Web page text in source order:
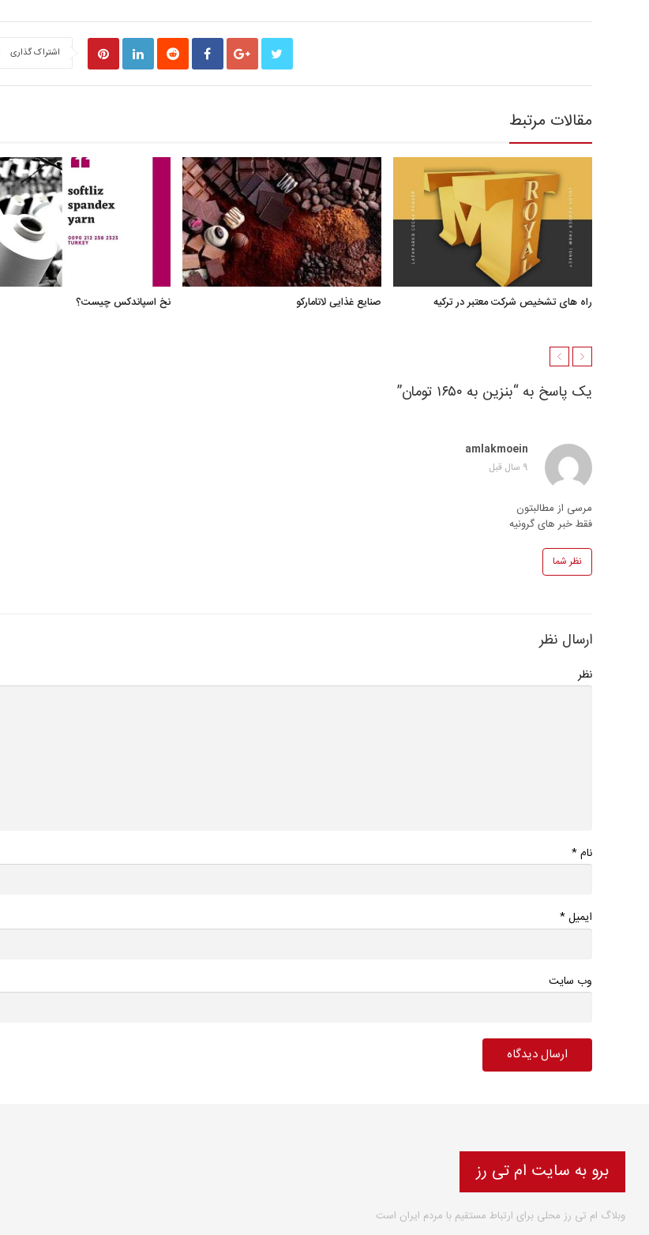
اشتراک گذاری
مقالات مرتبط
راه های تشخیص شرکت معتبر در ترکیه صنایع غذایی لاتامارکو نخ اسپاندکس چیست؟
یک پاسخ به “بنزین به ۱۶۵۰ تومان”
amlakmoein
9 سال قبل
مرسی از مطالبتون
فقط خبر های گرونیه
نظر شما
ارسال نظر
نظر
نام*
ایمیل*
وب سایت
برو به سایت ام تی رز
وبلاگ ام تی رز محلی برای ارتباط مستقیم با مردم ایران است